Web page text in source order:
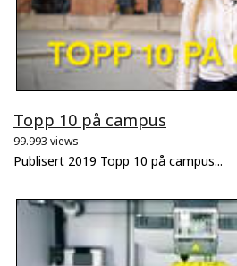
Topp 10 på campus
99.993 views
Publisert 2019 Topp 10 på campus...